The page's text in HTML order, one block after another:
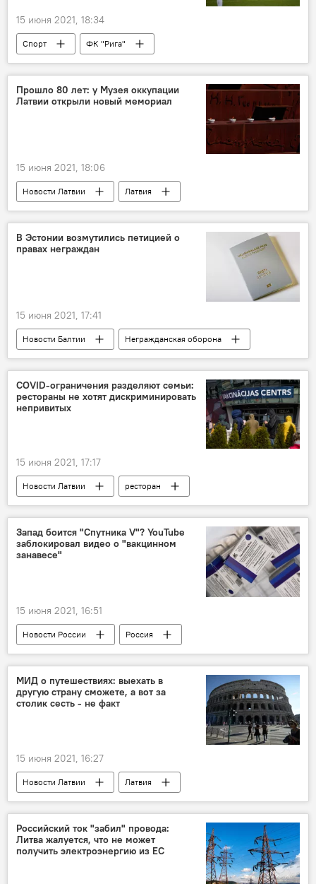
15 июня 2021, 18:34
Спорт ФК "Рига"
Прошло 80 лет: у Музея оккупации
Латвии открыли новый мемориал
15 июня 2021, 18:06
Новости Латвии
Латвия
Музей оккупации
В Эстонии возмутились петицией о
правах неграждан
15 июня 2021, 17:41
Новости Балтии
Негражданская оборона
Латвия
Эстония
неграждане
Европарламент
Рихо Террас
COVID-ограничения разделяют семьи:
рестораны не хотят дискриминировать
непривитых
15 июня 2021, 17:17
Новости Латвии
ресторан
коронавирус
Запад боится "Спутника V"? YouTube
заблокировал видео о "вакцинном
занавесе"
15 июня 2021, 16:51
Новости России
Россия
Сергей Лавров
вакцина
Леонид Слуцкий
МИД о путешествиях: выехать в
другую страну сможете, а вот за
столик сесть - не факт
15 июня 2021, 16:27
Новости Латвии
Латвия
МИД Латвии
туристы
Туризм в Латвии
Российский ток "забил" провода:
Литва жалуется, что не может
получить электроэнергию из ЕС